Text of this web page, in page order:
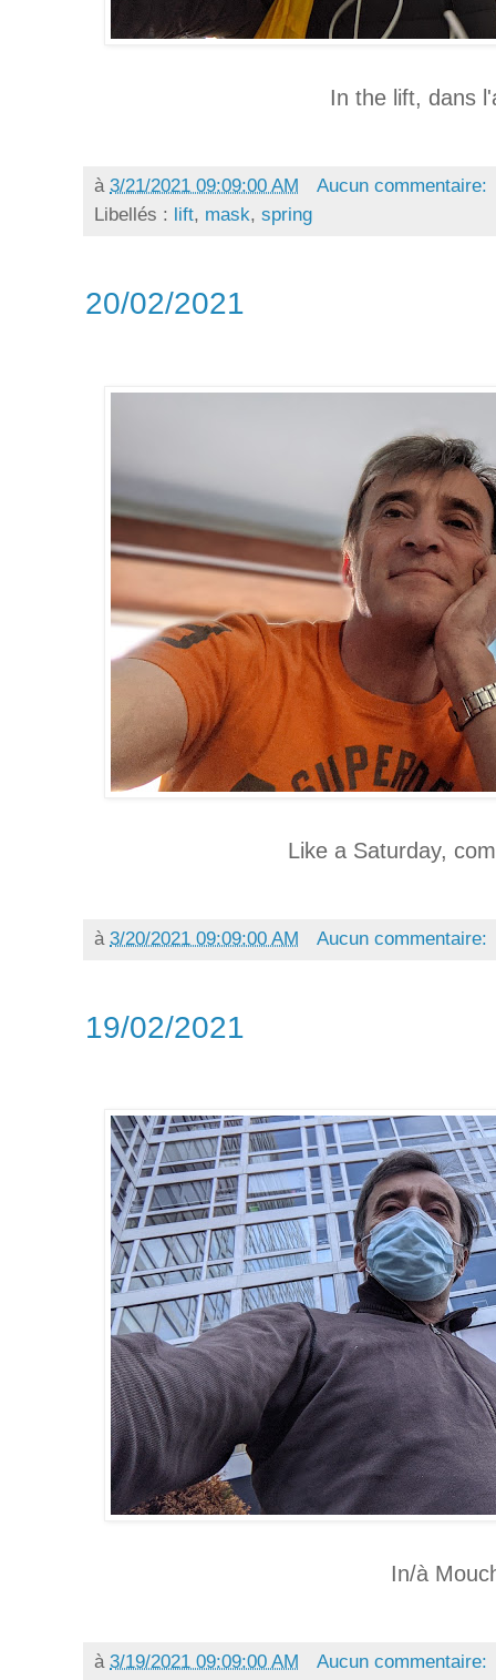
In the lift, dans
à 3/21/2021 09:09:00 AM
Aucun commentaire:
Libellés : lift, mask, spring
20/02/2021
Like a Saturday,
à 3/20/2021 09:09:00 AM Aucun commentaire:
19/02/2021
In/à
à 3/19/2021 09:09:00 AM
Aucun commentaire: